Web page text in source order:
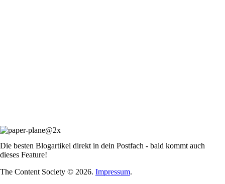
Die besten Blogartikel direkt in dein Postfach - bald kommt auch
dieses Feature!
The Content Society © 2026. Impressum.